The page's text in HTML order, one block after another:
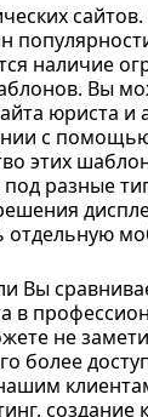
наличие
Вы
юриста и
с
этих
под разные
отдельную
Вы
в
не
более
создание